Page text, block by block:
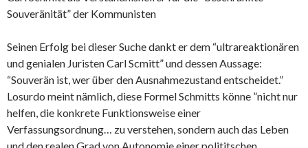
Souveränität” der Kommunisten
Seinen Erfolg bei dieser Suche dankt er dem “ultrareaktionären
und genialen Juristen Carl Scmitt” und dessen Aussage:
“Souverän ist, wer über den Ausnahmezustand entscheidet.”
Losurdo meint nämlich, diese Formel Schmitts könne ”nicht nur
helfen, die konkrete Funktionsweise einer
Verfassungsordnung… zu verstehen, sondern auch das Leben